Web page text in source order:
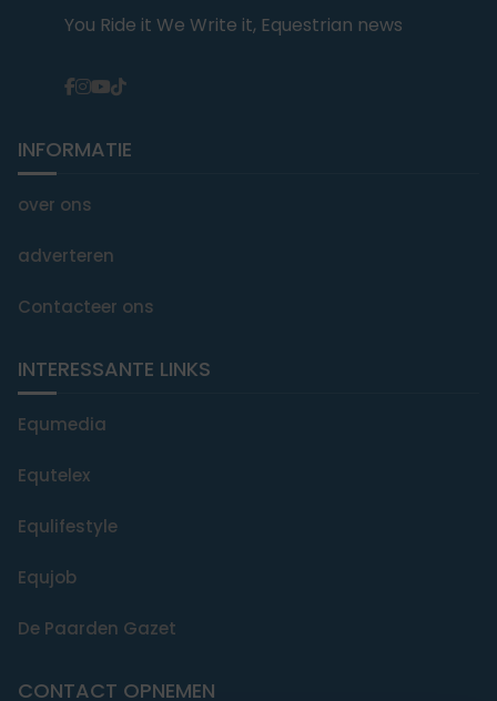
You Ride it We Write it, Equestrian news
INFORMATIE
over ons
adverteren
Contacteer ons
INTERESSANTE LINKS
Equmedia
Equtelex
Equlifestyle
Equjob
De Paarden Gazet
CONTACT OPNEMEN